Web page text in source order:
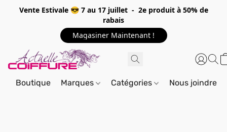
Vente Estivale 😎 7 au 17 juillet - 2e produit à 50% de
rabais
Magasiner Maintenant !
Boutique Marques Catégories Nous joindre